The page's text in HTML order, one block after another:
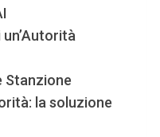
Stanzione
la soluzione